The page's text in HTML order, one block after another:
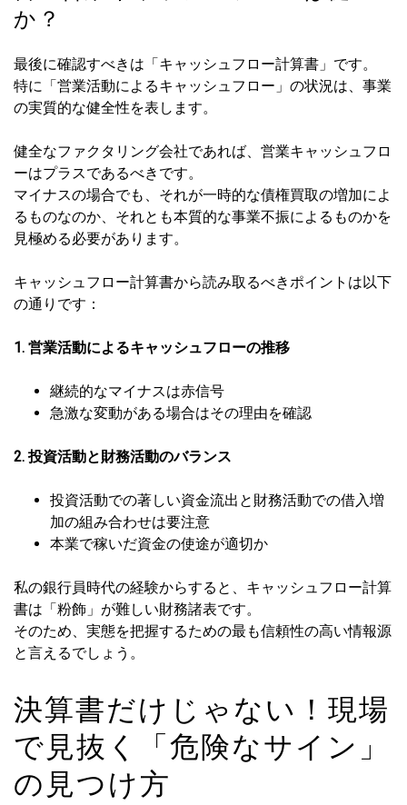
か？
最後に確認すべきは「キャッシュフロー計算書」です。
特に「営業活動によるキャッシュフロー」の状況は、事業
の実質的な健全性を表します。
健全なファクタリング会社であれば、営業キャッシュフロ
ーはプラスであるべきです。
マイナスの場合でも、それが一時的な債権買取の増加によ
るものなのか、それとも本質的な事業不振によるものかを
見極める必要があります。
キャッシュフロー計算書から読み取るべきポイントは以下
の通りです：
1. 営業活動によるキャッシュフローの推移
継続的なマイナスは赤信号
急激な変動がある場合はその理由を確認
2. 投資活動と財務活動のバランス
投資活動での著しい資金流出と財務活動での借入増
加の組み合わせは要注意
本業で稼いだ資金の使途が適切か
私の銀行員時代の経験からすると、キャッシュフロー計算
書は「粉飾」が難しい財務諸表です。
そのため、実態を把握するための最も信頼性の高い情報源
と言えるでしょう。
決算書だけじゃない！現場
で見抜く「危険なサイン」
の見つけ方